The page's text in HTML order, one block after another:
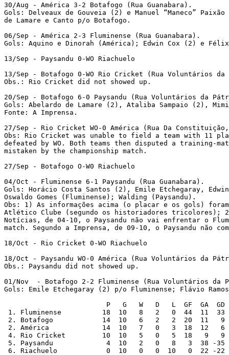
30/Aug - América 3-2 Botafogo (Rua Guanabara).
Gols: Delveaux de Gouveia (2) e Manuel “Maneco”
de Lamare e Canto p/o Botafogo.
06/Sep - América 2-3 Fluminense (Rua Guanabara).
Gols: Aquino e Dinorah (América); Edwin Cox (2) e
13/Sep - Paysandu 0-WO Riachuelo
13/Sep - Botafogo 0-WO Rio Cricket (Rua Voluntários
Obs.: Rio Cricket did not showed up.
20/Sep - Botafogo 6-0 Paysandu (Rua Voluntários da
Gols: Abelardo de Lamare (2), Ataliba Sampaio (2),
Fonte: A Imprensa.
27/Sep - Rio Cricket WO-0 América (Rua Da
Obs: Rio Cricket was unable to field a team with 11
defeated by WO. Both teams then disputed a training-
mistaken by the championship match.
27/Sep - Botafogo O-W0 Riachuelo
04/Oct - Fluminense 6-1 Paysandu (Rua Guanabara).
Gols: Horácio Costa Santos (2), Emile Etchegaray,
Oswaldo Gomes (Fluminense); Walding (Paysandu).
Obs: 1) As informações acima (o placar e os gols)
Atlético Clube (segundo os historiadores tricolores); 2)
Notícias, de 04-10, o Paysandu não vai enfrentar o
match. Segundo a Imprensa, de 09-10, o Paysandu não
18/Oct - Rio Cricket 0-WO Riachuelo
18/Oct - Paysandu WO-0 América (Rua Voluntários da
Obs.: Paysandu did not showed up.
01/Nov  - Botafogo 2-2 Fluminense (Rua Voluntários da
Gols: Emile Etchegaray (2) p/o Fluminense; Flávio
                         P   G   W   D   L  GF  GA  GD
1. Fluminense          18  10   8   2   0  44  11  33
2. Botafogo            14  10   6   2   2  20  11   9
2. América             14  10   7   0   3  18  12   6
4. Rio Cricket	        10  10   5   0   5  18   9   9
5. Paysandu             4  10   2   0   8   3  38 -35
6. Riachuelo	         0  10   0   0  10   0  22 -22